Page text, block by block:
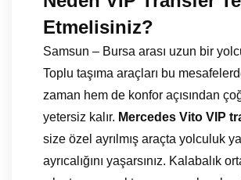
Etmelisiniz?
Samsun – Bursa arası uzun bir
Toplu taşıma araçları bu
zaman hem de konfor açısından
yetersiz kalır. Mercedes Vito VIP
size özel ayrılmış araçta yolculuk
ayrıcalığını yaşarsınız. Kalabalık